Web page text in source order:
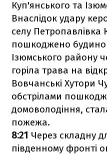
Куп'янського та
Внаслідок удару
селу Петропавлівка
пошкоджено
Ізюмського району
горіла трава на
Вовчанські Хутори
обстрілами
домоволодіння,
пожежа.
8:21 Через складну
південному фронті